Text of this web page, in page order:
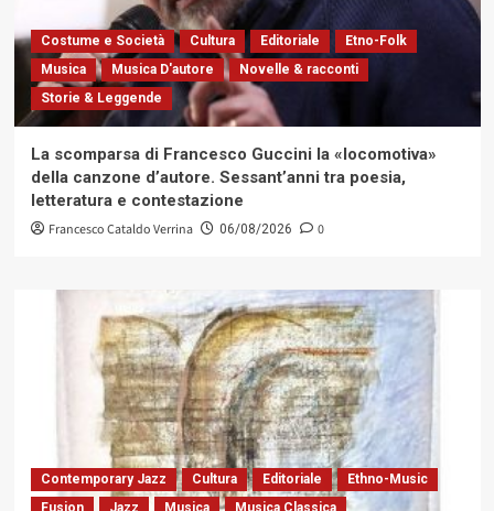
Costume e Società Cultura Editoriale
Etno-Folk
Musica
Musica D'autore
Novelle & racconti
Storie & Leggende
La scomparsa di Francesco Guccini la «locomotiva»
della canzone d’autore. Sessant’anni tra poesia,
letteratura e contestazione
Francesco Cataldo Verrina 06/08/2026 0
Contemporary Jazz Cultura Editoriale
Ethno-Music
Fusion
Jazz Musica
Musica Classica